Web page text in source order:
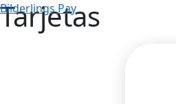
Bilderlings Pay
Tarjetas